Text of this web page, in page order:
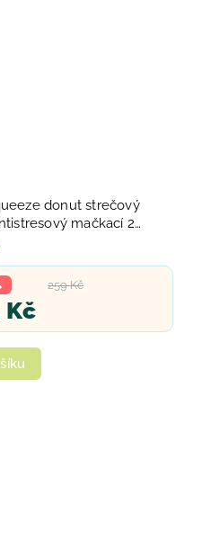
donut strečový
mačkací 2
259 Kč
Kč